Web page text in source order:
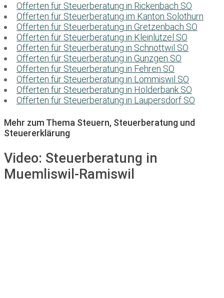
Offerten für Steuerberatung in Rickenbach SO
Offerten für Steuerberatung im Kanton Solothurn
Offerten für Steuerberatung in Gretzenbach SO
Offerten für Steuerberatung in Kleinlützel SO
Offerten für Steuerberatung in Schnottwil SO
Offerten für Steuerberatung in Gunzgen SO
Offerten für Steuerberatung in Fehren SO
Offerten für Steuerberatung in Lommiswil SO
Offerten für Steuerberatung in Holderbank SO
Offerten für Steuerberatung in Laupersdorf SO
Mehr zum Thema Steuern, Steuerberatung und
Steuererklärung
Video: Steuerberatung in
Muemliswil-Ramiswil